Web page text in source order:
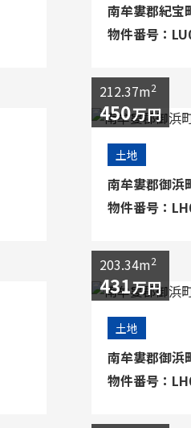
南牟婁郡紀宝
物件番号：
212.37m2
450万円
土地
南牟婁郡御浜
物件番号：
203.34m2
431万円
土地
南牟婁郡御浜
物件番号：